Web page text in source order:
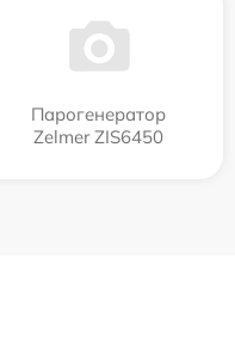
Парогенератор
Zelmer ZIS6450